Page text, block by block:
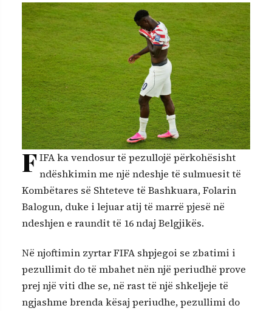
FIFA ka vendosur të pezullojë përkohësisht
ndëshkimin me një ndeshje të sulmuesit të
Kombëtares së Shteteve të Bashkuara, Folarin
Balogun, duke i lejuar atij të marrë pjesë në
ndeshjen e raundit të 16 ndaj Belgjikës.
Në njoftimin zyrtar FIFA shpjegoi se zbatimi i
pezullimit do të mbahet nën një periudhë prove
prej një viti dhe se, në rast të një shkeljeje të
ngjashme brenda kësaj periudhe, pezullimi do